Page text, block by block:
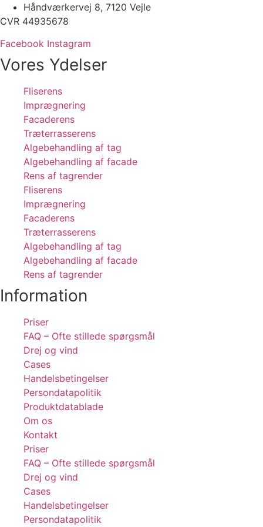
Håndværkervej 8, 7120 Vejle
CVR 44935678
Facebook Instagram
Vores Ydelser
Fliserens
Imprægnering
Facaderens
Træterrasserens
Algebehandling af tag
Algebehandling af facade
Rens af tagrender
Fliserens
Imprægnering
Facaderens
Træterrasserens
Algebehandling af tag
Algebehandling af facade
Rens af tagrender
Information
Priser
FAQ – Ofte stillede spørgsmål
Drej og vind
Cases
Handelsbetingelser
Persondatapolitik
Produktdatablade
Om os
Kontakt
Priser
FAQ – Ofte stillede spørgsmål
Drej og vind
Cases
Handelsbetingelser
Persondatapolitik